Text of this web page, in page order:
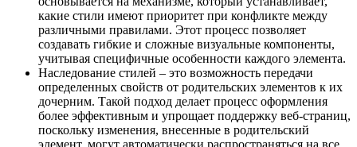
какие стили имеют приоритет при конфликте между
различными правилами. Этот процесс позволяет
создавать гибкие и сложные визуальные компоненты,
учитывая специфичные особенности каждого элемента.
Наследование стилей – это возможность передачи
определенных свойств от родительских элементов к их
дочерним. Такой подход делает процесс оформления
более эффективным и упрощает поддержку веб-страниц,
поскольку изменения, внесенные в родительский
элемент, могут автоматически распространяться на все